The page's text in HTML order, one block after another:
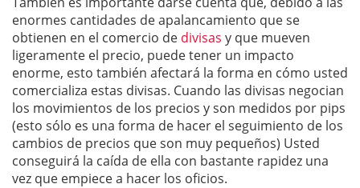
enormes cantidades de apalancamiento que se
obtienen en el comercio de divisas y que mueven
ligeramente el precio, puede tener un impacto
enorme, esto también afectará la forma en cómo usted
comercializa estas divisas. Cuando las divisas negocian
los movimientos de los precios y son medidos por pips
(esto sólo es una forma de hacer el seguimiento de los
cambios de precios que son muy pequeños) Usted
conseguirá la caída de ella con bastante rapidez una
vez que empiece a hacer los oficios.